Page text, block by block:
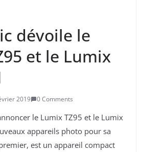
dévoile le
et le Lumix
2019 0 Comments
le Lumix TZ95 et le Lumix
appareils photo pour sa
est un appareil compact